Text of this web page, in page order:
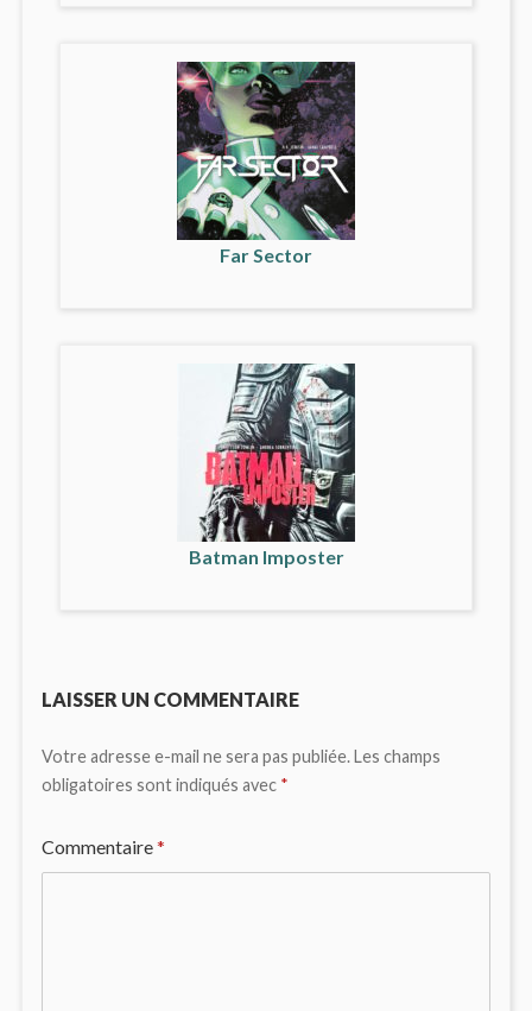
Far Sector
Batman Imposter
LAISSER UN COMMENTAIRE
Votre adresse e-mail ne sera pas publiée.Les champs
obligatoires sont indiqués avec *
Commentaire*